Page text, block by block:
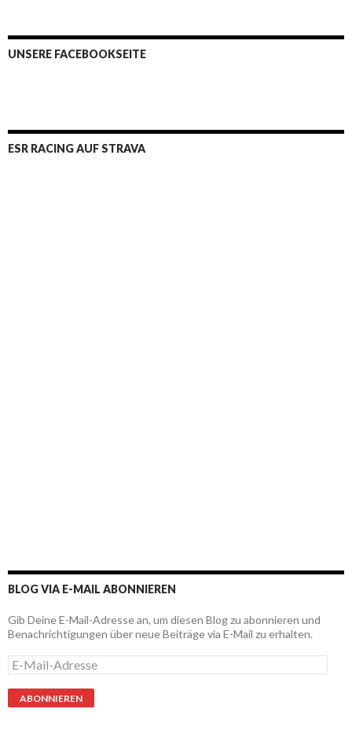
UNSERE FACEBOOKSEITE
ESR RACING AUF STRAVA
BLOG VIA E-MAIL ABONNIEREN
Gib Deine E-Mail-Adresse an, um diesen Blog zu abonnieren und
Benachrichtigungen über neue Beiträge via E-Mail zu erhalten.
E
-
M
a